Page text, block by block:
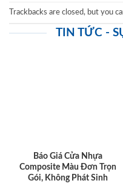
Trackbacks are closed, but you
TIN TỨC -
Báo Giá Cửa Nhựa
Composite Màu Đơn Trọn
Gói, Không Phát Sinh